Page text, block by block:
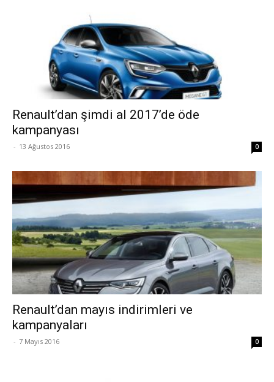
Renault’dan şimdi al 2017’de öde
kampanyası
- 13 Ağustos 2016 0
Renault’dan mayıs indirimleri ve
kampanyaları
- 7 Mayıs 2016 0